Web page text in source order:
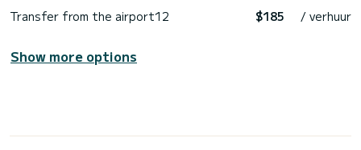
Transfer from the airport12 $185 / verhuur
Show more options